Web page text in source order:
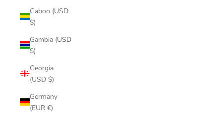
Gabon (USD
$)
Gambia (USD
$)
Georgia
(USD $)
Germany
(EUR €)